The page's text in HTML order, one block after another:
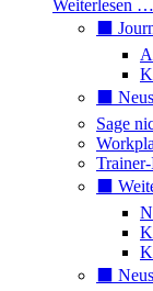
Weiterlesen …
⬛️
⬛️
Sage
⬛️
⬛️